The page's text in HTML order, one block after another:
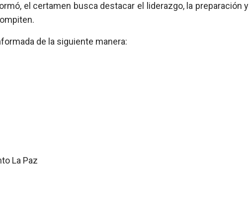
el certamen busca destacar el liderazgo, la preparación y
de la siguiente manera:
La Paz